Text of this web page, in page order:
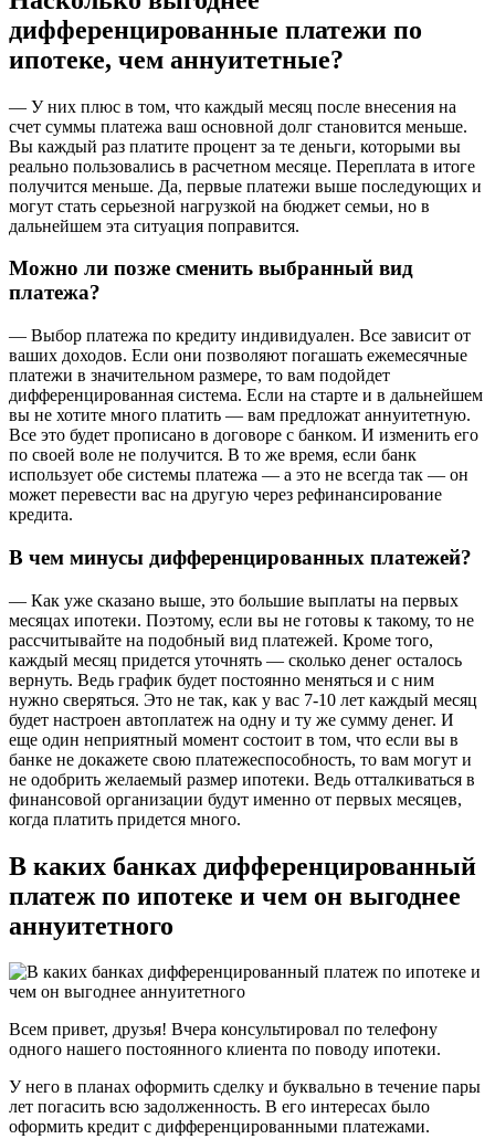
дифференцированные платежи по
ипотеке, чем аннуитетные?
— У них плюс в том, что каждый месяц после внесения на
счет суммы платежа ваш основной долг становится меньше.
Вы каждый раз платите процент за те деньги, которыми вы
реально пользовались в расчетном месяце. Переплата в итоге
получится меньше. Да, первые платежи выше последующих и
могут стать серьезной нагрузкой на бюджет семьи, но в
дальнейшем эта ситуация поправится.
Можно ли позже сменить выбранный вид
платежа?
— Выбор платежа по кредиту индивидуален. Все зависит от
ваших доходов. Если они позволяют погашать ежемесячные
платежи в значительном размере, то вам подойдет
дифференцированная система. Если на старте и в дальнейшем
вы не хотите много платить — вам предложат аннуитетную.
Все это будет прописано в договоре с банком. И изменить его
по своей воле не получится. В то же время, если банк
использует обе системы платежа — а это не всегда так — он
может перевести вас на другую через рефинансирование
кредита.
В чем минусы дифференцированных платежей?
— Как уже сказано выше, это большие выплаты на первых
месяцах ипотеки. Поэтому, если вы не готовы к такому, то не
рассчитывайте на подобный вид платежей. Кроме того,
каждый месяц придется уточнять — сколько денег осталось
вернуть. Ведь график будет постоянно меняться и с ним
нужно сверяться. Это не так, как у вас 7-10 лет каждый месяц
будет настроен автоплатеж на одну и ту же сумму денег. И
еще один неприятный момент состоит в том, что если вы в
банке не докажете свою платежеспособность, то вам могут и
не одобрить желаемый размер ипотеки. Ведь отталкиваться в
финансовой организации будут именно от первых месяцев,
когда платить придется много.
В каких банках дифференцированный
платеж по ипотеке и чем он выгоднее
аннуитетного
Всем привет, друзья! Вчера консультировал по телефону
одного нашего постоянного клиента по поводу ипотеки.
У него в планах оформить сделку и буквально в течение пары
лет погасить всю задолженность. В его интересах было
оформить кредит с дифференцированными платежами.